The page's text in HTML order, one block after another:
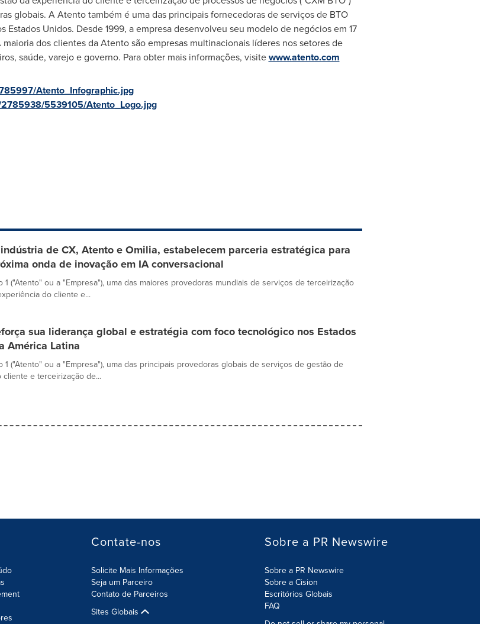
globais. A Atento também é uma das principais fornecedoras de serviços de BTO
Estados Unidos. Desde 1999, a empresa desenvolveu seu modelo de negócios em 17
dos clientes da Atento são empresas multinacionais líderes nos setores de
saúde, varejo e governo. Para obter mais informações, visitewww.atento.com
Atento_Infographic.jpg
5539105/Atento_Logo.jpg
de CX, Atento e Omilia, estabelecem parceria estratégica para
onda de inovação em IA conversacional
1 ("Atento" ou a "Empresa"), uma das maiores provedoras mundiais de serviços de terceirização
do cliente e...
sua liderança global e estratégia com foco tecnológico nos Estados
América Latina
1 ("Atento" ou a "Empresa"), uma das principais provedoras globais de serviços de gestão de
e terceirização de...
Contate-nos
Solicite Mais Informações
Seja um Parceiro
Contato de Parceiros
Sites Globais
Sobre a PR Newswire
Sobre a PR Newswire
Sobre a Cision
Escritórios Globais
FAQ